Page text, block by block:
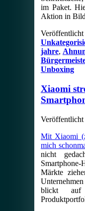
im Paket.
Aktion in
Veröffentlicht
jahre,
Unboxing
Xiaomi
Veröffentlicht
Mit Xiaomi
mich
nicht
Märkte
blickt auf